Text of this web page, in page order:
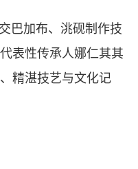
巴加布、洮砚制作技
表性传承人娜仁其其
精湛技艺与文化记